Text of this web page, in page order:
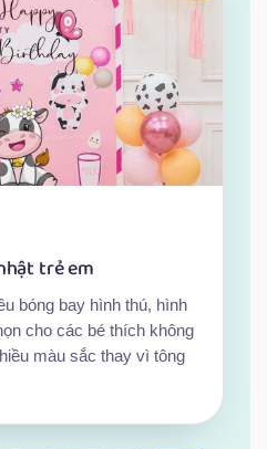
trẻ em
bóng bay hình thú, hình
cho các bé thích không
màu sắc thay vì tông